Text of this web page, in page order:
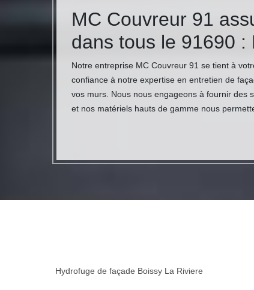
MC Couvreur 91
dans tous le 91690
Notre entreprise MC Couvreur 91 se tient à
confiance à notre expertise en entretien de
vos murs. Nous nous engageons à fournir des
et nos matériels hauts de gamme nous
Hydrofuge de façade Boissy La Riviere